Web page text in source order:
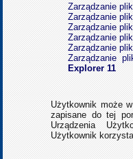
Zarządzanie
Zarządzanie
Zarządzanie
Zarządzanie
Zarządzanie
Zarządzanie
Explorer 11
Użytkownik może
zapisane do tej
Urządzenia
Użytkownik